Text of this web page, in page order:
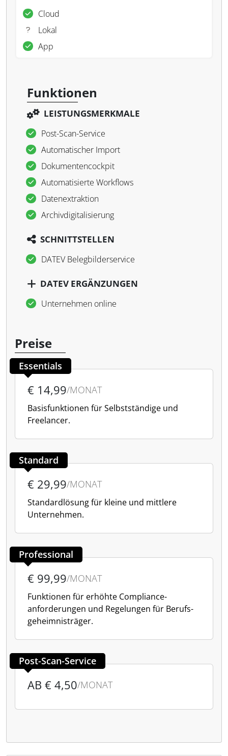
Cloud
Lokal
App
Funktionen
LEISTUNGSMERKMALE
Post-Scan-Service
Automatischer Import
Dokumentencockpit
Automatisierte Workflows
Datenextraktion
Archivdigitalisierung
SCHNITTSTELLEN
DATEV Belegbilderservice
DATEV ERGÄNZUNGEN
Unternehmen online
Preise
Essentials
€ 14,99/MONAT
Basisfunktionen für Selbstständige und
Freelancer.
Standard
€ 29,99/MONAT
Standardlösung für kleine und mittlere
Unternehmen.
Professional
€ 99,99/MONAT
Funktionen für erhöhte Compliance­
anforderungen und Regelungen für Berufs­­
geheimnisträger.
Post-Scan-Service
AB € 4,50/MONAT